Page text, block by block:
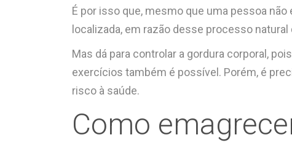
É por isso que, mesmo que uma pessoa
localizada, em razão desse processo
Mas dá para controlar a gordura corporal,
exercícios também é possível. Porém, é
risco à saúde.
Como